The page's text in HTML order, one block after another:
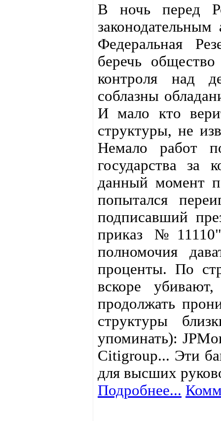
В ночь перед
Федеральная
беречь
контроля над
соблазны
И мало кто
структуры, не
Немало работ
государства за
данный момент
попытался
подписавший
приказ
полномочия
проценты. По
вскоре
продолжать
структуры
упоминать):
Citigroup... Эти
для высших
Подробнее...